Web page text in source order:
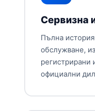
Сервизна
Пълна
обслужване,
регистрирани
официални